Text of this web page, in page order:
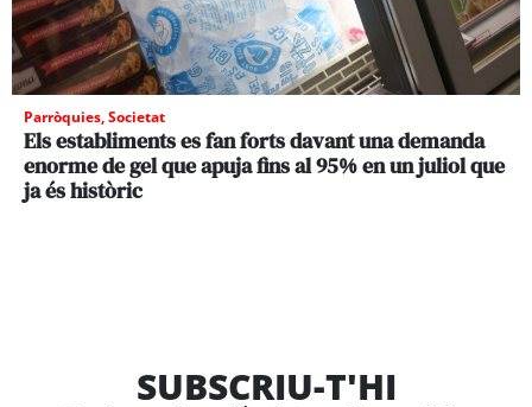
Parròquies,Societat
Els establiments es fan forts davant una demanda
enorme de gel que apuja fins al 95% en un juliol que
ja és històric
SUBSCRIU-T'HI